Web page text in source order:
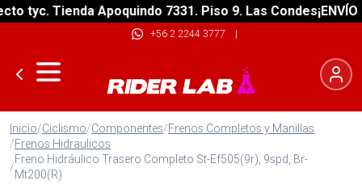
tyc. Tienda Apoquindo 7331. Piso 9. Las Condes¡ENVÍO
+56 2 2244 3777 |
Inicio/Ciclismo/Componentes/Frenos Completos y Manillas
/Frenos Hidraulicos
/
Freno Hidráulico Trasero Completo St-Ef505(9r), 9spd, Br-
Mt200(R)